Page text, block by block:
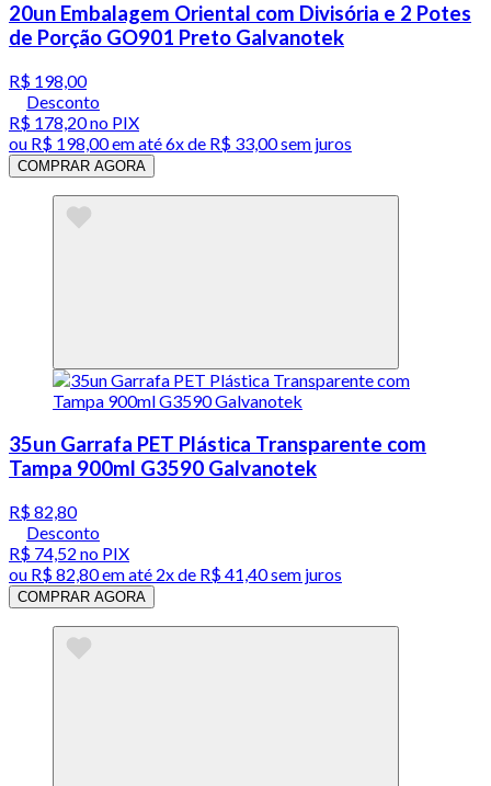
20un Embalagem Oriental com Divisória e 2 Potes
de Porção GO901 Preto Galvanotek
R$ 198,00
Desconto
R$ 178,20no PIX
ou R$ 198,00em até6x de R$ 33,00 sem juros
COMPRAR AGORA
35un Garrafa PET Plástica Transparente com
Tampa 900ml G3590 Galvanotek
R$ 82,80
Desconto
R$ 74,52 no PIX
ou R$ 82,80em até 2x de R$ 41,40 sem juros
COMPRAR AGORA